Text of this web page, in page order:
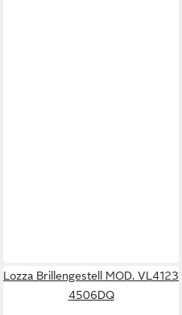
Lozza Brillengestell MOD. VL4123
4506DQ